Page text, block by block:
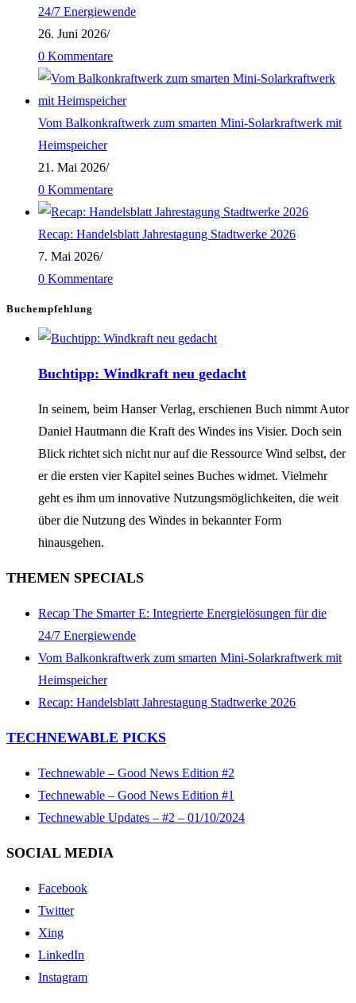
24/7 Energiewende
26. Juni 2026/
0 Kommentare
Vom Balkonkraftwerk zum smarten Mini-Solarkraftwerk mit
Heimspeicher
21. Mai 2026/
0 Kommentare
Recap: Handelsblatt Jahrestagung Stadtwerke 2026
7. Mai 2026/
0 Kommentare
Buchempfehlung
Buchtipp: Windkraft neu gedacht
In seinem, beim Hanser Verlag, erschienen Buch nimmt Autor
Daniel Hautmann die Kraft des Windes ins Visier. Doch sein
Blick richtet sich nicht nur auf die Ressource Wind selbst, der
er die ersten vier Kapitel seines Buches widmet. Vielmehr
geht es ihm um innovative Nutzungsmöglichkeiten, die weit
über die Nutzung des Windes in bekannter Form
hinausgehen.
THEMEN SPECIALS
Recap The Smarter E: Integrierte Energielösungen für die
24/7 Energiewende
Vom Balkonkraftwerk zum smarten Mini-Solarkraftwerk mit
Heimspeicher
Recap: Handelsblatt Jahrestagung Stadtwerke 2026
TECHNEWABLE PICKS
Technewable – Good News Edition #2
Technewable – Good News Edition #1
Technewable Updates – #2 – 01/10/2024
SOCIAL MEDIA
Facebook
Twitter
Xing
LinkedIn
Instagram